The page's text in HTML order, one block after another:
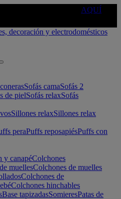
AQUÍ
Sofás camaSofás 2
de pielSofás relaxSofás
Sillones relaxSillones relax
peraPuffs reposapiésPuffs con
y canapéColchones
muellesColchones de muelles
Colchones de
Colchones hinchables
Base tapizadasSomieresPatas de